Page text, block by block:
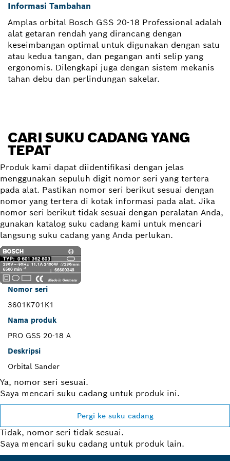
Informasi Tambahan
Amplas orbital Bosch GSS 20-18 Professional adalah
alat getaran rendah yang dirancang dengan
keseimbangan optimal untuk digunakan dengan satu
atau kedua tangan, dan pegangan anti selip yang
ergonomis. Dilengkapi juga dengan sistem mekanis
tahan debu dan perlindungan sakelar.
CARI SUKU CADANG YANG
TEPAT
Produk kami dapat diidentifikasi dengan jelas
menggunakan sepuluh digit nomor seri yang tertera
pada alat. Pastikan nomor seri berikut sesuai dengan
nomor yang tertera di kotak informasi pada alat. Jika
nomor seri berikut tidak sesuai dengan peralatan Anda,
gunakan katalog suku cadang kami untuk mencari
langsung suku cadang yang Anda perlukan.
Nomor seri
3601K701K1
Nama produk
PRO GSS 20-18 A
Deskripsi
Orbital Sander
Ya, nomor seri sesuai.
Saya mencari suku cadang untuk produk ini.
Pergi ke suku cadang
Tidak, nomor seri tidak sesuai.
Saya mencari suku cadang untuk produk lain.